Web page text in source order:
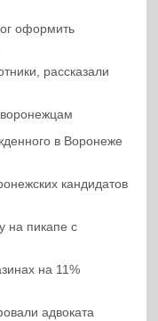
оформить
рассказали
в Воронеже
кандидатов
на пикапе с
на 11%
адвоката